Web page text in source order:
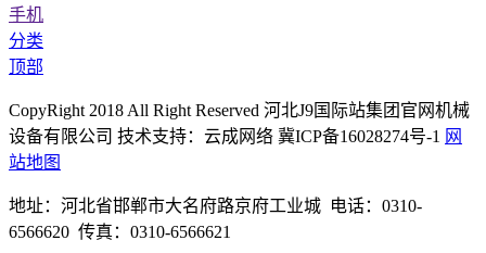
手机
分类
顶部
CopyRight 2018 All Right Reserved 河北J9国际站集团官网机械
设备有限公司 技术支持：云成网络 冀ICP备16028274号-1 网
站地图
地址：河北省邯郸市大名府路京府工业城 电话：0310-
6566620 传真：0310-6566621